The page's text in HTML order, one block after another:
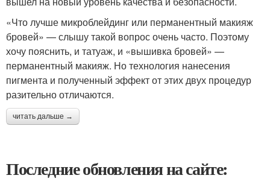
«Что лучше микроблейдинг или перманентный макияж
бровей» — слышу такой вопрос очень часто. Поэтому
хочу пояснить, и татуаж, и «вышивка бровей» —
перманентный макияж. Но технология нанесения
пигмента и полученный эффект от этих двух процедур
разительно отличаются.
читать дальше →
Последние обновления на сайте: